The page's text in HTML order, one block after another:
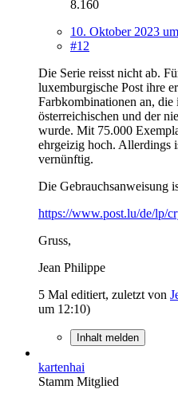
8.160
10. Oktober 2023
#12
Die Serie reisst nicht ab.
luxemburgische Post ihre
Farbkombinationen an,
österreichischen und der
wurde. Mit 75.000
ehrgeizig hoch. Allerdings
vernünftig.
Die Gebrauchsanweisung
https://www.post.lu/de/lp/
Gruss,
Jean Philippe
5 Mal editiert, zuletzt von
um 12:10)
Inhalt melden
kartenhai
Stamm Mitglied